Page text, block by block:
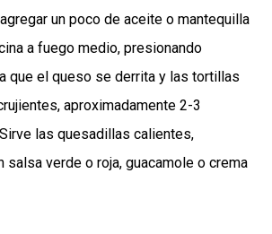
un poco de aceite o mantequilla
a fuego medio, presionando
que el queso se derrita y las tortillas
aproximadamente 2-3
las quesadillas calientes,
salsa verde o roja, guacamole o crema